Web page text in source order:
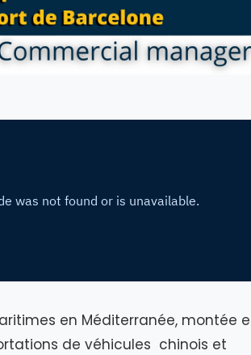
en Méditerranée, montée
de véhicules chinois et